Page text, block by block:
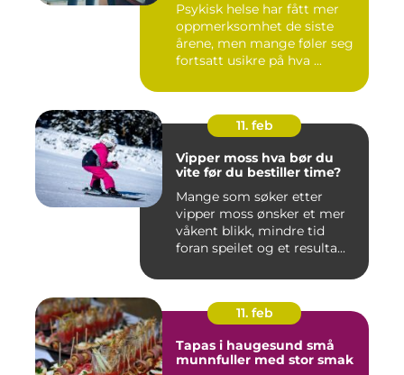
Psykisk helse har fått mer
oppmerksomhet de siste
årene, men mange føler seg
fortsatt usikre på hva ...
11. feb
Vipper moss hva bør du
vite før du bestiller time?
Mange som søker etter
vipper moss ønsker et mer
våkent blikk, mindre tid
foran speilet og et resulta...
11. feb
Tapas i haugesund små
munnfuller med stor smak